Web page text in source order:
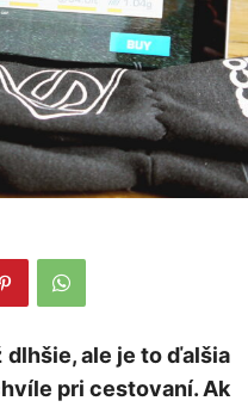
dlhšie, ale je to ďalšia
pri cestovaní. Ak